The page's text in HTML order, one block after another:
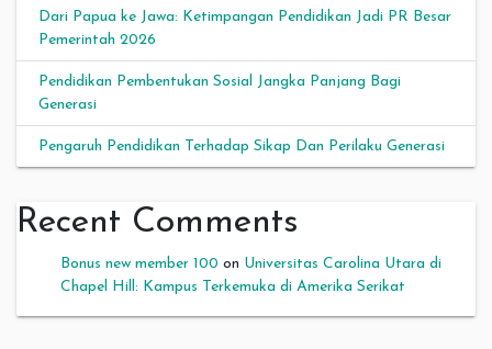
Dari Papua ke Jawa: Ketimpangan Pendidikan Jadi PR Besar
Pemerintah 2026
Pendidikan Pembentukan Sosial Jangka Panjang Bagi
Generasi
Pengaruh Pendidikan Terhadap Sikap Dan Perilaku Generasi
Recent Comments
Bonus new member 100 on Universitas Carolina Utara di
Chapel Hill: Kampus Terkemuka di Amerika Serikat